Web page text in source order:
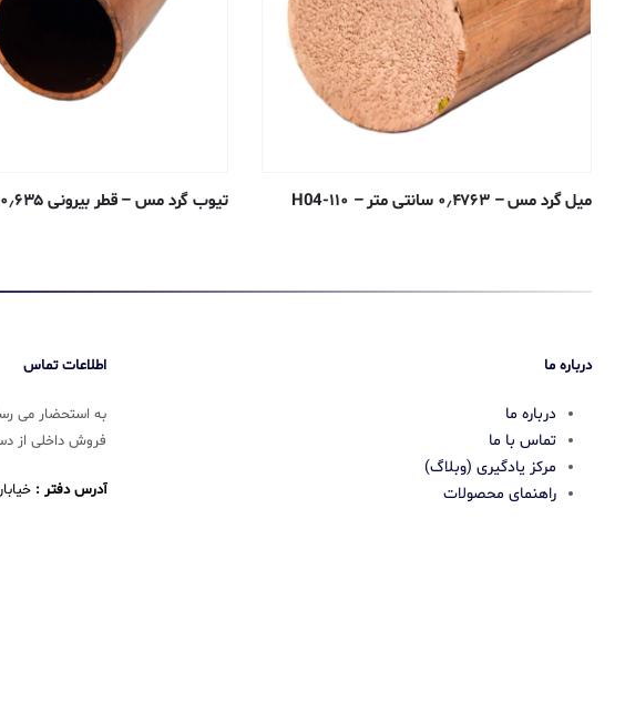
میل گرد مس – ۰٫۴۷۶۳ سانتی متر – ۱۱۰-H04
درباره ما
درباره ما
تماس با ما
مرکز یادگیری (وبلاگ)
راهنمای محصولات
اطلاعات تماس
به استحضار می
فروش داخلی از
آدرس دفتر :